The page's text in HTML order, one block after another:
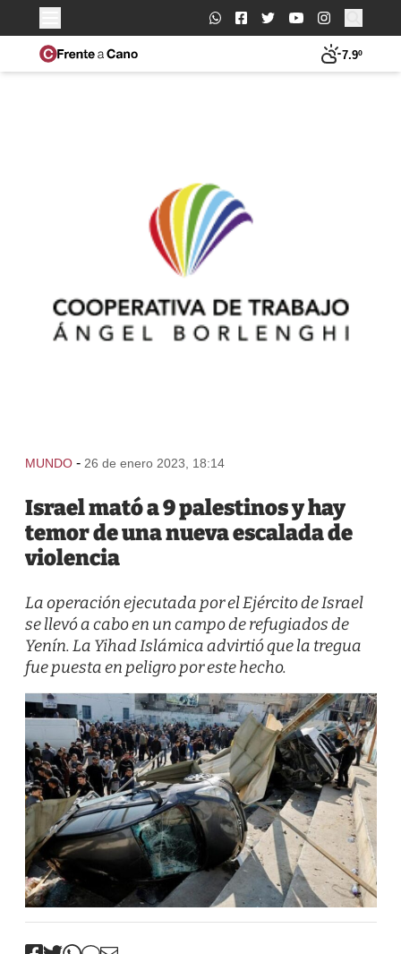
Buscar:
7.9º
MUNDO - 26 de enero 2023, 18:14
Israel mató a 9 palestinos y hay
temor de una nueva escalada de
violencia
La operación ejecutada por el Ejército de Israel
se llevó a cabo en un campo de refugiados de
Yenín. La Yihad Islámica advirtió que la tregua
fue puesta en peligro por este hecho.